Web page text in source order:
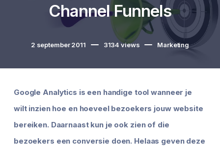
Channel Funnels
2 september 2011 3134 views Marketing
Google Analytics is een handige tool wanneer je
wilt inzien hoe en hoeveel bezoekers jouw website
bereiken. Daarnaast kun je ook zien of die
bezoekers een conversie doen. Helaas geven deze